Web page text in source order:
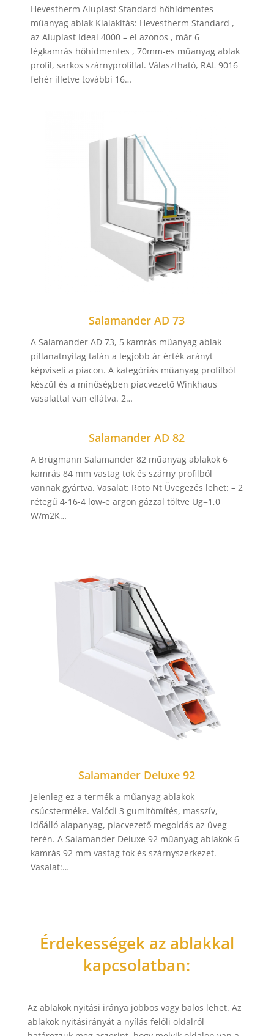
Hevestherm Aluplast Standard hőhídmentes
műanyag ablak Kialakítás: Hevestherm Standard ,
az Aluplast Ideal 4000 – el azonos , már 6
légkamrás hőhídmentes , 70mm-es műanyag ablak
profil, sarkos szárnyprofillal. Választható, RAL 9016
fehér illetve további 16…
Salamander AD 73
A Salamander AD 73, 5 kamrás műanyag ablak
pillanatnyilag talán a legjobb ár érték arányt
képviseli a piacon. A kategóriás műanyag profilból
készül és a minőségben piacvezető Winkhaus
vasalattal van ellátva. 2…
Salamander AD 82
A Brügmann Salamander 82 műanyag ablakok 6
kamrás 84 mm vastag tok és szárny profilból
vannak gyártva. Vasalat: Roto Nt Üvegezés lehet: – 2
rétegű 4-16-4 low-e argon gázzal töltve Ug=1,0
W/m2K…
Salamander Deluxe 92
Jelenleg ez a termék a műanyag ablakok
csúcsterméke. Valódi 3 gumitömítés, masszív,
időálló alapanyag, piacvezető megoldás az üveg
terén. A Salamander Deluxe 92 műanyag ablakok 6
kamrás 92 mm vastag tok és szárnyszerkezet.
Vasalat:…
Érdekességek az ablakkal
kapcsolatban:
Az ablakok nyitási iránya jobbos vagy balos lehet. Az
ablakok nyitásirányát a nyílás felőli oldalról